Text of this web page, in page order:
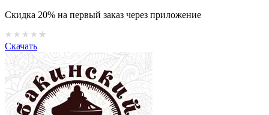
Скидка 20% на первый заказ через приложение
Скачать